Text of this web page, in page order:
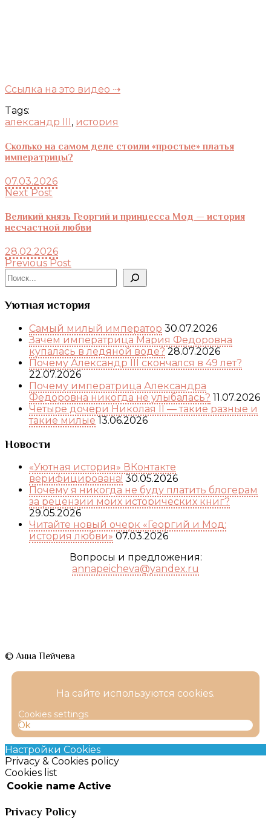
Ссылка на это видео ⇢
Tags:
александр III , история
Сколько на самом деле стоили «простые» платья
императрицы?
07.03.2026
Next Post
Великий князь Георгий и принцесса Мод — история
несчастной любви
28.02.2026
Previous Post
Поиск
Уютная история
Самый милый император 30.07.2026
Зачем императрица Мария Федоровна
купалась в ледяной воде? 28.07.2026
Почему Александр III скончался в 49 лет?
22.07.2026
Почему императрица Александра
Федоровна никогда не улыбалась? 11.07.2026
Четыре дочери Николая II — такие разные и
такие милые 13.06.2026
Новости
«Уютная история» ВКонтакте
верифицирована! 30.05.2026
Почему я никогда не буду платить блогерам
за рецензии моих исторических книг?
29.05.2026
Читайте новый очерк «Георгий и Мод:
история любви» 07.03.2026
Вопросы и предложения:
annapeicheva@yandex.ru
© Анна Пейчева
На сайте используются cookies.
Cookies settings
Ok
Настройки Cookies
Privacy & Cookies policy
Cookies list
Cookie name Active
Privacy Policy